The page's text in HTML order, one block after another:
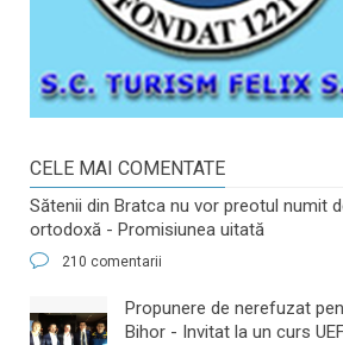
CELE MAI COMENTATE
Sătenii din Bratca nu vor preotul numit
ortodoxă - Promisiunea uitată
210 comentarii
​Propunere de nerefuzat
Bihor - Invitat la un curs